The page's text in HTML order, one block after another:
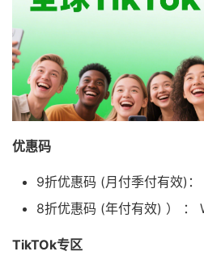
优惠码
9折优惠码 (月付季付有效)
8折优惠码 (年付有效) ） ：
TikTOk专区